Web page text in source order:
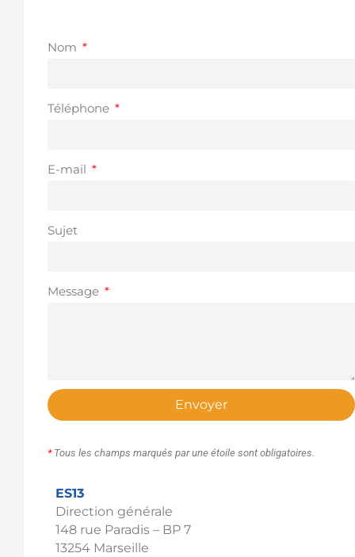
Nom
Téléphone
E-mail
Sujet
Message
Envoyer
*Tous les champs marqués par une étoile sont obligatoires.
ES13
Direction générale
148 rue Paradis – BP 7
13254 Marseille